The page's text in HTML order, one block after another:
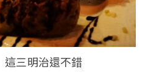
三明治還不錯